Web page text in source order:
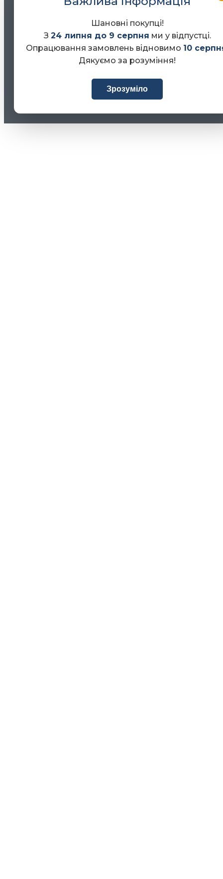
Шановні покупці!
З 24 липня до 9 серпня ми у відпустці.
Опрацювання замовлень відновимо 10
Дякуємо за розуміння!
Зрозуміло